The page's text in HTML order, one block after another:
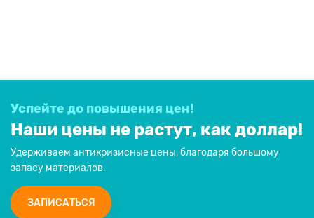
Успейте до повышения цен!
Наши цены не растут, как доллар!
Удерживаем антикризисные цены, благодаря большому
запасу материалов.
ЗАПИСАТЬСЯ